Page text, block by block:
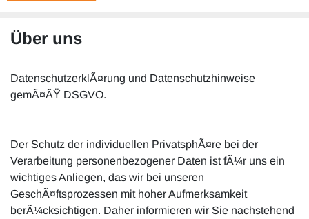
Über uns
DatenschutzerklÃ¤rung und Datenschutzhinweise
gemÃ¤ÃŸ DSGVO.
Der Schutz der individuellen PrivatsphÃ¤re bei der
Verarbeitung personenbezogener Daten ist fÃ¼r uns ein
wichtiges Anliegen, das wir bei unseren
GeschÃ¤ftsprozessen mit hoher Aufmerksamkeit
berÃ¼cksichtigen. Daher informieren wir Sie nachstehend